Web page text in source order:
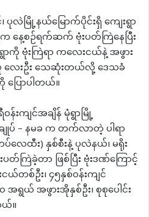
ပုလဲမြို့နယ်မြောက်ပိုင်းရှိ ကျေးရွာ
ေ့စဉ်ရက်ဆက် ဗုံးပတ်ကြဲနေပြီး
ာကို ဗုံးကြဲရာ ကလေးငယ်နဲ့ အဖွား
လေးဦး သေဆုံးတယ်လို့ ဒေသခံ
ြောပါတယ်။
းကျင်အချိန် မုံရွာမြို့
ျုပ် – နမခ က တက်လာတဲ့ ပါရာ
လေထီး) နှစ်စီးနဲ့ ပုလဲနယ်၊ မရိုး
ကြဲခဲ့တာ ဖြစ်ပြီး ဗုံးဒဏ်ကြောင့်
စ်ဦး၊ ၄၅နှစ်ဝန်းကျင်
ယ် အဖွားအိုနှစ်ဦး၊ စုစုပေါင်း
။